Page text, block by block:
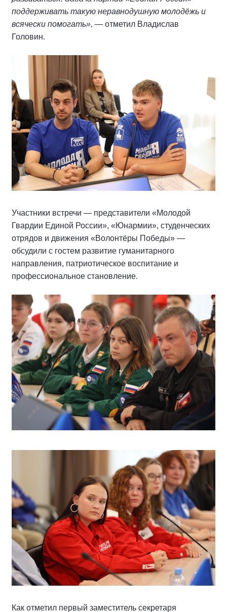
поддерживать такую неравнодушную молодёжь и
всячески помогать», — отметил Владислав
Головин.
Участники встречи — представители «Молодой
Гвардии Единой России», «Юнармии», студенческих
отрядов и движения «Волонтёры Победы» —
обсудили с гостем развитие гуманитарного
направления, патриотическое воспитание и
профессиональное становление.
Как отметил первый заместитель секретаря